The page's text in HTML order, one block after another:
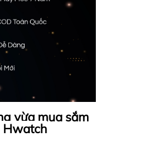
vừa mua sắm
Hwatch